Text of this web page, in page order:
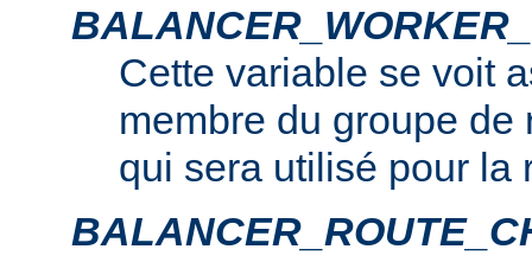
Cette variable se voit
membre du groupe
qui sera utilisé pour la